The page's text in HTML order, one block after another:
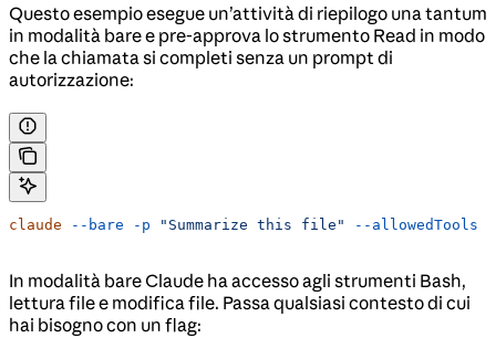
Questo esempio esegue un’attività di riepilogo una tantum
in modalità bare e pre-approva lo strumento Read in modo
che la chiamata si completi senza un prompt di
autorizzazione:
claude --bare -p "Summarize this file" --allowedTools
In modalità bare Claude ha accesso agli strumenti Bash,
lettura file e modifica file. Passa qualsiasi contesto di cui
hai bisogno con un flag: